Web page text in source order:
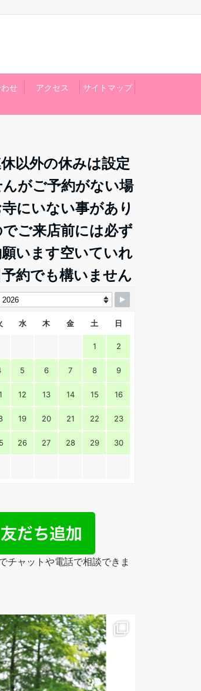
せ アクセス サイトマップ
以外の休みは設定
んがご予約がない場
にいない事があり
でご来店前には必ず
います空いていれ
約でも構いません
水 木 金 土 日
1 2
5 6 7 8 9
12 13 14 15 16
19 20 21 22 23
26 27 28 29 30
チャットや電話で相談できま